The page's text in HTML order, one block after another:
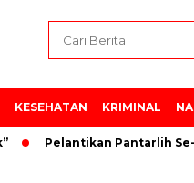
KESEHATAN KRIMINAL
Pelantikan Pantarlih Se-